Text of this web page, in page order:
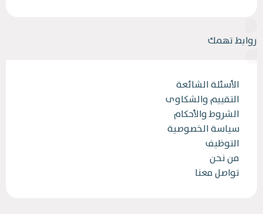
روابط تهمك
الأسئلة الشائعة
التقييم والشكاوى
الشروط والأحكام
سياسة الخصوصية
التوظيف
من نحن
تواصل معنا